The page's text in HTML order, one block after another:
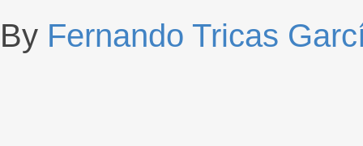
By Fernando Tricas